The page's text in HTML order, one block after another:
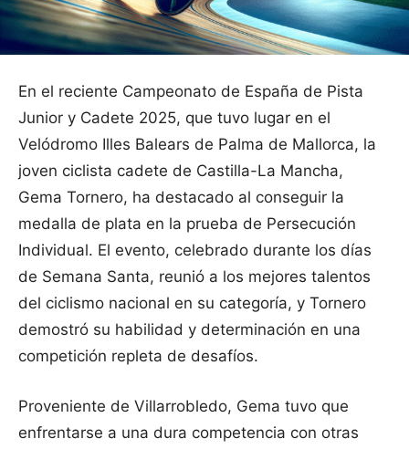
En el reciente Campeonato de España de Pista
Junior y Cadete 2025, que tuvo lugar en el
Velódromo Illes Balears de Palma de Mallorca, la
joven ciclista cadete de Castilla-La Mancha,
Gema Tornero, ha destacado al conseguir la
medalla de plata en la prueba de Persecución
Individual. El evento, celebrado durante los días
de Semana Santa, reunió a los mejores talentos
del ciclismo nacional en su categoría, y Tornero
demostró su habilidad y determinación en una
competición repleta de desafíos.
Proveniente de Villarrobledo, Gema tuvo que
enfrentarse a una dura competencia con otras